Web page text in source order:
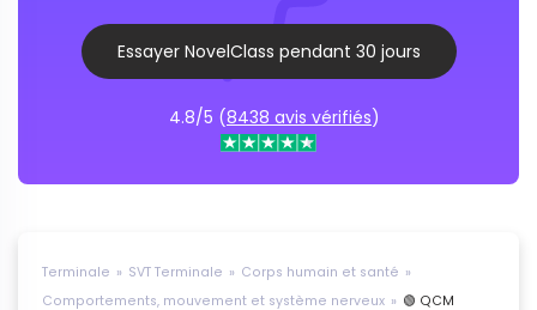
Essayer NovelClass pendant 30 jours
4.8/5 (8438 avis vérifiés)
Terminale SVT Terminale
Corps humain et santé
Comportements, mouvement et système nerveux
🟢 QCM